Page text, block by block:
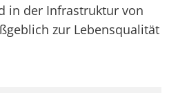
in der Infrastruktur von
zur Lebensqualität